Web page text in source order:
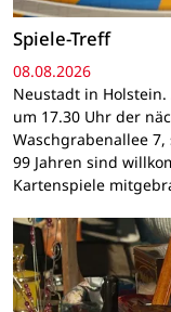
Spiele-Treff
08.08.2026
Neustadt in
um 17.30 Uhr der
Waschgrabenallee
99 Jahren sind
Kartenspiele